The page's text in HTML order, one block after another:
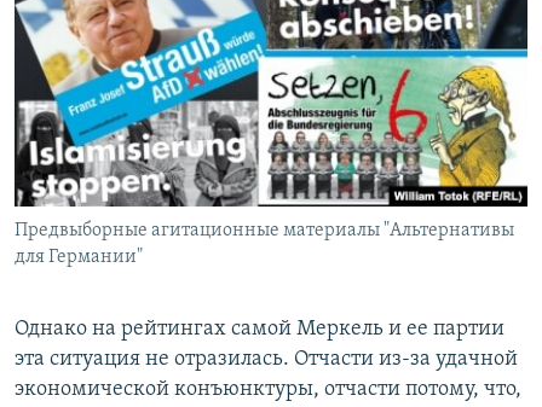
Предвыборные агитационные материалы "Альтернативы
для Германии"
Однако на рейтингах самой Меркель и ее партии
эта ситуация не отразилась. Отчасти из-за удачной
экономической конъюнктуры, отчасти потому, что,